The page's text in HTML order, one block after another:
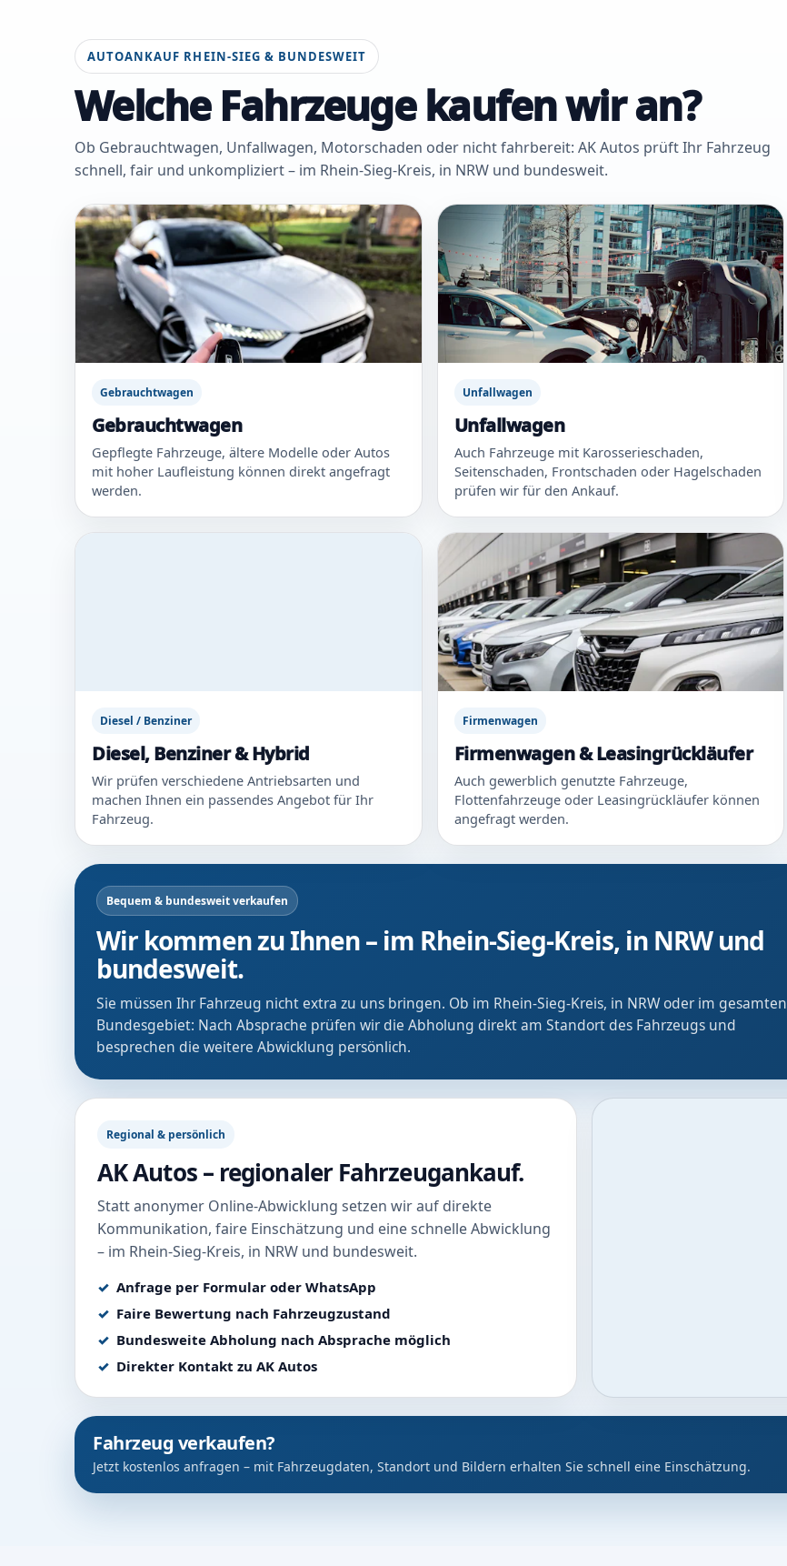
AUTOANKAUF RHEIN-SIEG & BUNDESWEIT
Welche Fahrzeuge kaufen wir an?
Ob Gebrauchtwagen, Unfallwagen, Motorschaden oder nicht fahrbereit: AK Autos prüft Ihr Fahrzeug
schnell, fair und unkompliziert – im Rhein-Sieg-Kreis, in NRW und bundesweit.
Gebrauchtwagen
Gebrauchtwagen
Gepflegte Fahrzeuge, ältere Modelle oder Autos
mit hoher Laufleistung können direkt angefragt
werden.
Unfallwagen
Unfallwagen
Auch Fahrzeuge mit Karosserieschaden,
Seitenschaden, Frontschaden oder Hagelschaden
prüfen wir für den Ankauf.
Diesel / Benziner
Diesel, Benziner & Hybrid
Wir prüfen verschiedene Antriebsarten und
machen Ihnen ein passendes Angebot für Ihr
Fahrzeug.
Firmenwagen
Firmenwagen & Leasingrückläufer
Auch gewerblich genutzte Fahrzeuge,
Flottenfahrzeuge oder Leasingrückläufer können
angefragt werden.
Bequem & bundesweit verkaufen
Wir kommen zu Ihnen – im Rhein-Sieg-Kreis, in NRW und
bundesweit.
Sie müssen Ihr Fahrzeug nicht extra zu uns bringen. Ob im Rhein-Sieg-Kreis, in NRW oder im gesamten
Bundesgebiet: Nach Absprache prüfen wir die Abholung direkt am Standort des Fahrzeugs und
besprechen die weitere Abwicklung persönlich.
Regional & persönlich
AK Autos – regionaler Fahrzeugankauf.
Statt anonymer Online-Abwicklung setzen wir auf direkte
Kommunikation, faire Einschätzung und eine schnelle Abwicklung
– im Rhein-Sieg-Kreis, in NRW und bundesweit.
Anfrage per Formular oder WhatsApp
Faire Bewertung nach Fahrzeugzustand
Bundesweite Abholung nach Absprache möglich
Direkter Kontakt zu AK Autos
Fahrzeug verkaufen?
Jetzt kostenlos anfragen – mit Fahrzeugdaten, Standort und Bildern erhalten Sie schnell eine Einschätzung.